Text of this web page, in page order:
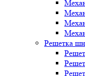
Решетка